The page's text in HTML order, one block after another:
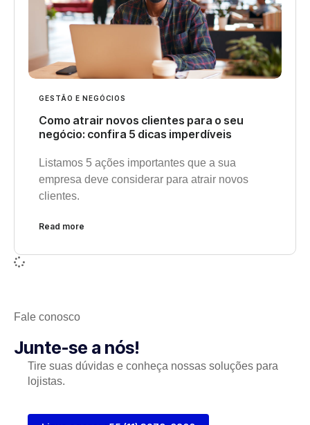
GESTÃO E NEGÓCIOS
Como atrair novos clientes para o seu
negócio: confira 5 dicas imperdíveis
Listamos 5 ações importantes que a sua
empresa deve considerar para atrair novos
clientes.
Read more
Fale conosco
Junte-se a nós!
Tire suas dúvidas e conheça nossas soluções para
lojistas.